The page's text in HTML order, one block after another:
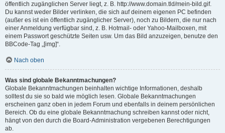
öffentlich zugänglichen Server liegt, z. B. http://www.domain.tld/mein-bild.gif.
Du kannst weder Bilder verlinken, die sich auf deinem eigenen PC befinden
(außer es ist ein öffentlich zugänglicher Server), noch zu Bildern, die nur nach
einer Anmeldung verfügbar sind, z. B. Hotmail- oder Yahoo-Mailboxen, mit
einem Passwort geschützte Seiten usw. Um das Bild anzuzeigen, benutze den
BBCode-Tag „[img]“.
Nach oben
Was sind globale Bekanntmachungen?
Globale Bekanntmachungen beinhalten wichtige Informationen, deshalb
solltest du sie so bald wie möglich lesen. Globale Bekanntmachungen
erscheinen ganz oben in jedem Forum und ebenfalls in deinem persönlichen
Bereich. Ob du eine globale Bekanntmachung schreiben kannst oder nicht,
hängt von den durch die Board-Administration vergebenen Berechtigungen
ab.